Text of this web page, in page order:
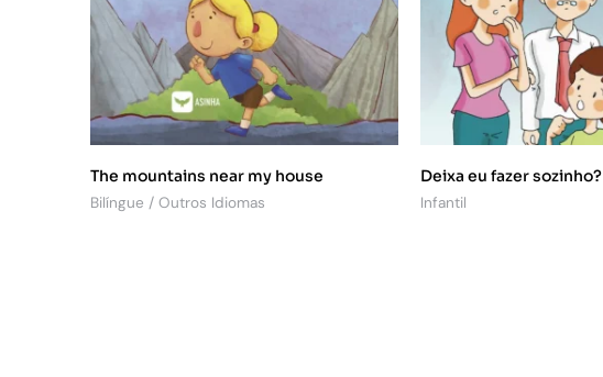
The mountains near my house
Bilíngue / Outros Idiomas
Deixa eu fazer sozinho?
Infantil